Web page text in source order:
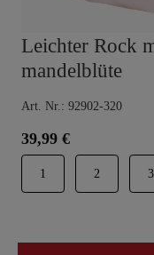
Leichter Rock
mandelblüte
Art. Nr.: 92902-320
39,99 €
1 2 3